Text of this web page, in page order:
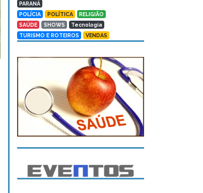
PARANÁ
POLÍCIA
POLÍTICA
RELIGIÃO
SAÚDE
SHOWS
Tecnologia
TURISMO E ROTEIROS
VENDAS